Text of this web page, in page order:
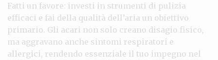
Fatti un favore: investi in strumenti di pulizia
efficaci e fai della qualità dell’aria un obiettivo
primario. Gli acari non solo creano disagio fisico,
ma aggravano anche sintomi respiratori e
allergici, rendendo essenziale il tuo impegno nel